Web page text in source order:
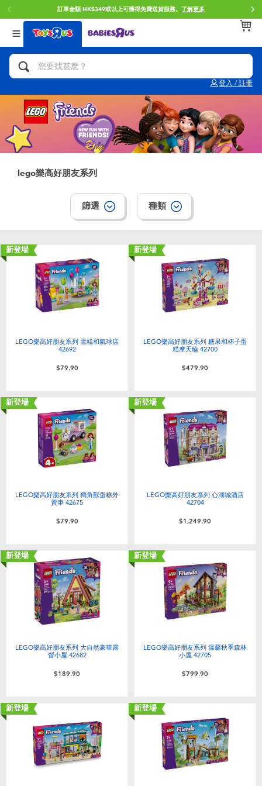
門店自取服務 網上購買並在店內取貨。
登入 / 註冊
返回
分類目錄
人氣英雄,角色扮演,射擊玩具
單車,滑板車,騎乘車
拼砌組合及樂高LEGO
玩具車,貨車,火車及遙控系列
手工藝,文具,蠟筆,泥膠,畫板
電子玩具
遊戲及拼圖系列
戶外及運動用品
角色扮演及造型系列
毛毛公仔玩具
夏日用品
任天堂 Switch
電池
返回
品牌
Brunch Brother 早午餐兄弟
Toy Story反斗奇兵
Spider-Man蜘蛛俠
Mini Brands
Play-Doh培樂多
playpop
LEGO樂高
Fuggler
Globber高樂寶
返回
年齢
0~2歳
3~4歳
8~11歳
12~14歳
lego樂高好朋友系列
篩選 種類
新登場
LEGO樂高好朋友系列 雪糕和氣球店
42692
$79.90
新登場
LEGO樂高好朋友系列 糖果和杯子蛋
糕摩天輪 42700
$479.90
新登場
LEGO樂高好朋友系列 獨角獸蛋糕外
賣車 42675
$79.90
新登場
LEGO樂高好朋友系列 心湖城酒店
42704
$1,249.90
新登場
LEGO樂高好朋友系列 大自然豪華露
營小屋 42682
$189.90
新登場
LEGO樂高好朋友系列 溫馨秋季森林
小屋 42705
$799.90
新登場 新登場